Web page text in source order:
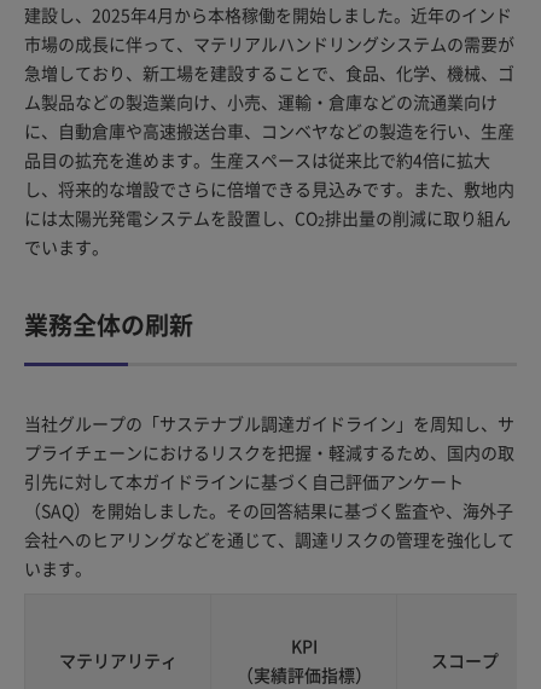
建設し、2025年4月から本格稼働を開始しました。近年のインド
市場の成長に伴って、マテリアルハンドリングシステムの需要が
急増しており、新工場を建設することで、食品、化学、機械、ゴ
ム製品などの製造業向け、小売、運輸・倉庫などの流通業向け
に、自動倉庫や高速搬送台車、コンベヤなどの製造を行い、生産
品目の拡充を進めます。生産スペースは従来比で約4倍に拡大
し、将来的な増設でさらに倍増できる見込みです。また、敷地内
には太陽光発電システムを設置し、CO2排出量の削減に取り組ん
でいます。
業務全体の刷新
当社グループの「サステナブル調達ガイドライン」を周知し、サ
プライチェーンにおけるリスクを把握・軽減するため、国内の取
引先に対して本ガイドラインに基づく自己評価アンケート
（SAQ）を開始しました。その回答結果に基づく監査や、海外子
会社へのヒアリングなどを通じて、調達リスクの管理を強化して
います。
マテリアリティ
KPI
（実績評価指標）
スコープ